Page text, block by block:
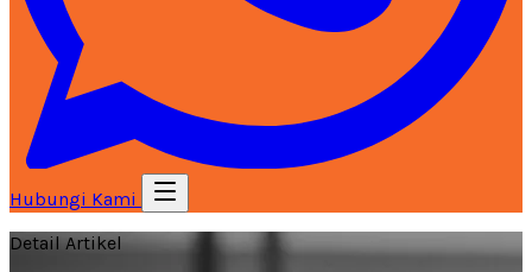
Hubungi Kami
Detail Artikel